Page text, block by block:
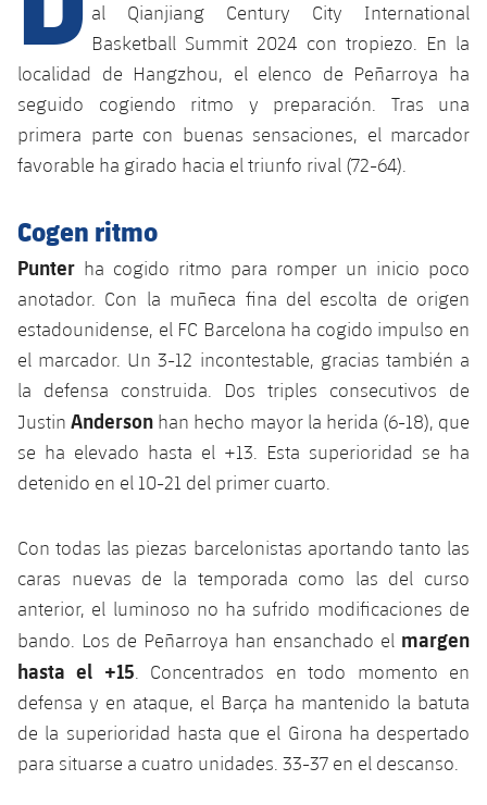
plusicon
más
Instalaciones
Palau Blaugrana
Estadi Johan Cruyff
Barça Cafe
Ciutat Esportiva
La Masia
plusicon
más
Accesibilidad
plusicon
más
Instalaciones
SUB13
SUB12
SUB11 A
SUB10 A
SUB9 A
SUB9 B
SUB8 A
SUB13 B
SUB12 C
SUB11 C
Entradas
Gameday Shows
Resultados
Clasificación
Jugadores
Fotos
Historia
Base
Barça Atlètic
Junior
Cadete A
Cadete B
Infantil A
Infantil B
Mini
Campus Verano
PLUSICON
MÁS
Primer Equipo
plusicon
más
Actualidad
Calendario
Entradas
Resultados
Clasificaciones
Jugadores
Historia
Palmarés
Actualidad
Calendario
Resultados
Jugadores
Base
Actualidad
Juvenil
Cadete A
Cadete B
Infantil B
PLUSICON
MÁS
Primer equipo
plusicon
más
Actualidad
Calendario
Resultados
Clasificaciones
Jugadors
Fotos
Barça Atlètic
plusicon
más
Actualidad
Calendario
Resultados
Jugadores
Clasificaciones
Base
plusicon
más
Actualidad
Juvenil
Cadete
Infantil
Alevín
Campus Verano
PLUSICON
MÁS
plusicon
más
Actualidad
Calendario
Barça Atlètic
plusicon
más
Actualidad
al Qianjiang Century City International
Basketball Summit 2024 con tropiezo. En la
localidad de Hangzhou, el elenco de Peñarroya ha
seguido cogiendo ritmo y preparación. Tras una
primera parte con buenas sensaciones, el marcador
favorable ha girado hacia el triunfo rival (72-64).
Cogen ritmo
Punter ha cogido ritmo para romper un inicio poco
anotador. Con la muñeca fina del escolta de origen
estadounidense, el FC Barcelona ha cogido impulso en
el marcador. Un 3-12 incontestable, gracias también a
la defensa construida. Dos triples consecutivos de
JustinAnderson han hecho mayor la herida (6-18), que
se ha elevado hasta el +13. Esta superioridad se ha
detenido en el 10-21 del primer cuarto.
Con todas las piezas barcelonistas aportando tanto las
caras nuevas de la temporada como las del curso
anterior, el luminoso no ha sufrido modificaciones de
bando. Los de Peñarroya han ensanchado el margen
hasta el +15 . Concentrados en todo momento en
defensa y en ataque, el Barça ha mantenido la batuta
de la superioridad hasta que el Girona ha despertado
para situarse a cuatro unidades. 33-37 en el descanso.